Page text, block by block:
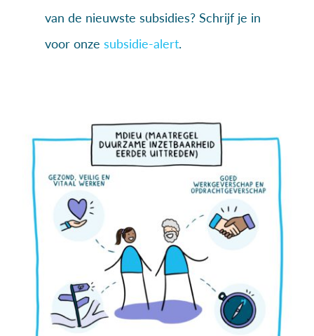
van de nieuwste subsidies? Schrijf je in
voor onze subsidie-alert.